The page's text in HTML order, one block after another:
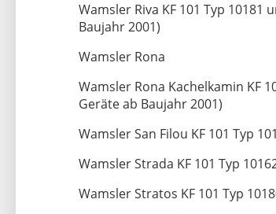
Wamsler Riva KF 101 Typ 10181
Baujahr 2001)
Wamsler Rona
Wamsler Rona Kachelkamin KF
Geräte ab Baujahr 2001)
Wamsler San Filou KF 101 Typ
Wamsler Strada KF 101 Typ
Wamsler Stratos KF 101 Typ